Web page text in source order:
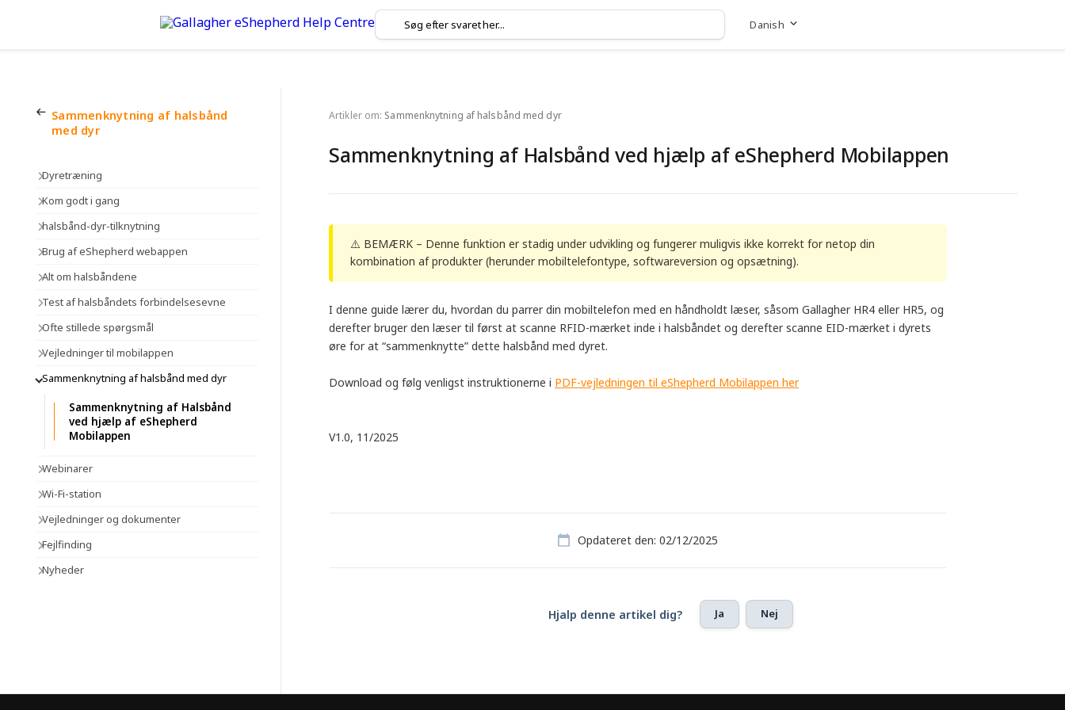
Danish
Sammenknytning af halsbånd
med dyr
Dyretræning
Kom godt i gang
halsbånd-dyr-tilknytning
Brug af eShepherd webappen
Alt om halsbåndene
Test af halsbåndets forbindelsesevne
Ofte stillede spørgsmål
Vejledninger til mobilappen
Sammenknytning af halsbånd med dyr
Sammenknytning af Halsbånd
ved hjælp af eShepherd
Mobilappen
Webinarer
Wi-Fi-station
Vejledninger og dokumenter
Fejlfinding
Nyheder
Artikler om: Sammenknytning af halsbånd med dyr
Sammenknytning af Halsbånd ved hjælp af eShepherd Mobilappen
⚠️ BEMÆRK – Denne funktion er stadig under udvikling og fungerer muligvis ikke korrekt for netop din
kombination af produkter (herunder mobiltelefontype, softwareversion og opsætning).
I denne guide lærer du, hvordan du parrer din mobiltelefon med en håndholdt læser, såsom Gallagher HR4 eller HR5, og
derefter bruger den læser til først at scanne RFID-mærket inde i halsbåndet og derefter scanne EID-mærket i dyrets
øre for at “sammenknytte” dette halsbånd med dyret.
Download og følg venligst instruktionerne i PDF-vejledningen til eShepherd Mobilappen her
V1.0, 11/2025
Opdateret den: 02/12/2025
Hjalp denne artikel dig? Ja Nej